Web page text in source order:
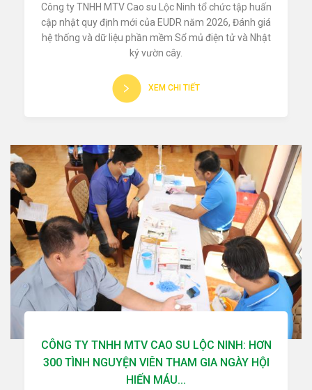
Công ty TNHH MTV Cao su Lộc Ninh tổ chức tập huấn
cập nhật quy định mới của EUDR năm 2026, Đánh giá
hệ thống và dữ liệu phần mềm Sổ mủ điện tử và Nhật
ký vườn cây.
XEM CHI TIẾT
CÔNG TY TNHH MTV CAO SU LỘC NINH: HƠN
300 TÌNH NGUYỆN VIÊN THAM GIA NGÀY HỘI
HIẾN MÁU...